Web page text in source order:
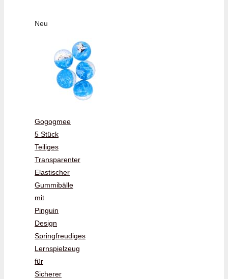
Neu
Gogogmee
5 Stück
Teiliges
Transparenter
Elastischer
Gummibälle
mit
Pinguin
Design
Springfreudiges
Lernspielzeug
für
Sicherer